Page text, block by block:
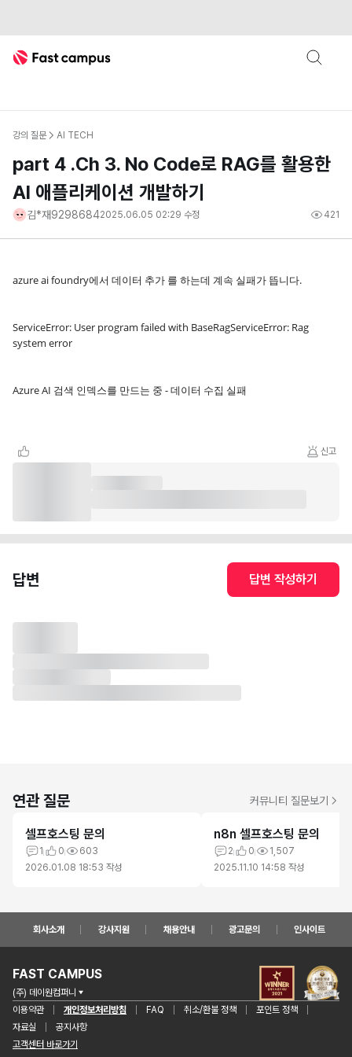
Fast Campus
강의 질문 AI TECH
part 4 .Ch 3. No Code로 RAG를 활용한
AI 애플리케이션 개발하기
김*재92986842025.06.05 02:29 수정 421
azure ai foundry에서 데이터 추가 를 하는데 계속 실패가 뜹니다.
ServiceError: User program failed with BaseRagServiceError: Rag
system error
Azure AI 검색 인덱스를 만드는 중 - 데이터 수집 실패
신고
답변 답변 작성하기
연관 질문 커뮤니티 질문보기
셀프호스팅 문의
1 0
603
2026.01.08 18:53 작성
n8n 셀프호스팅 문의
2 0
1,507
2025.11.10 14:58 작성
회사소개 강사지원 채용안내 광고문의 인사이트
FAST CAMPUS
(주) 데이원컴퍼니
이용약관
개인정보처리방침 FAQ 취소/환불 정책
포인트 정책
자료실
공지사항
고객센터 바로가기